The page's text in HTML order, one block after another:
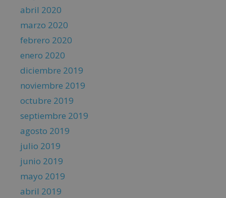
abril 2020
marzo 2020
febrero 2020
enero 2020
diciembre 2019
noviembre 2019
octubre 2019
septiembre 2019
agosto 2019
julio 2019
junio 2019
mayo 2019
abril 2019